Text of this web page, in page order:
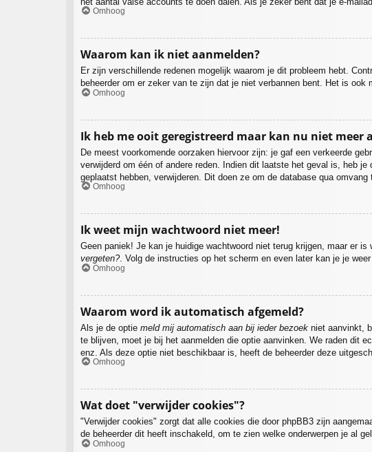
Omhoog
Waarom kan ik niet aanmelden?
Er zijn verschillende redenen mogelijk waarom je dit probleem hebt.
beheerder om er zeker van te zijn dat je niet verbannen bent. Het is
Omhoog
Ik heb me ooit geregistreerd maar kan nu niet meer
De meest voorkomende oorzaken hiervoor zijn: je gaf een verkeerde
verwijderd om één of andere reden. Indien dit laatste het geval is, heb
geplaatst hebben, verwijderen. Dit doen ze om de database qua
Omhoog
Ik weet mijn wachtwoord niet meer!
Geen paniek! Je kan je huidige wachtwoord niet terug krijgen, maar er
vergeten?. Volg de instructies op het scherm en even later kan je je
Omhoog
Waarom word ik automatisch afgemeld?
Als je de optie meld mij automatisch aan bij ieder bezoek niet aanvinkt,
te blijven, moet je bij het aanmelden die optie aanvinken. We raden dit
enz. Als deze optie niet beschikbaar is, heeft de beheerder deze
Omhoog
Wat doet "verwijder cookies"?
"Verwijder cookies" zorgt dat alle cookies die door phpBB3 zijn
de beheerder dit heeft inschakeld, om te zien welke onderwerpen je al
Omhoog